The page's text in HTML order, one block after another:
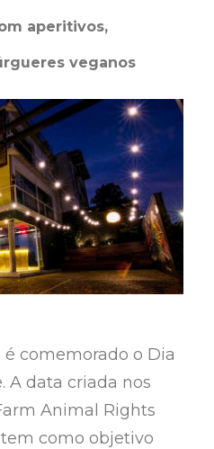
aperitivos,
veganos
comemorado o Dia
A data criada nos
Animal Rights
como objetivo